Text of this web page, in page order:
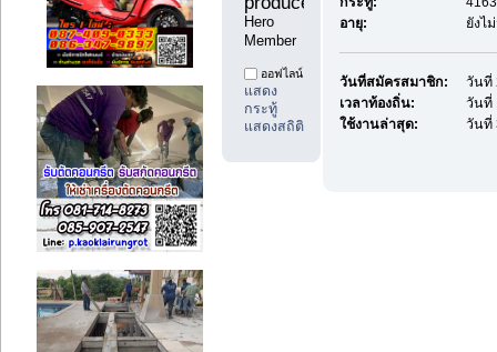
Hero
Member
ออฟไลน์
แสดง
กระทู้
แสดงสถิติ
อายุ:
ยังไ
วันที่สมัครสมาชิก:
วันที่
เวลาท้องถิ่น:
วันที่
ใช้งานล่าสุด:
วันที่